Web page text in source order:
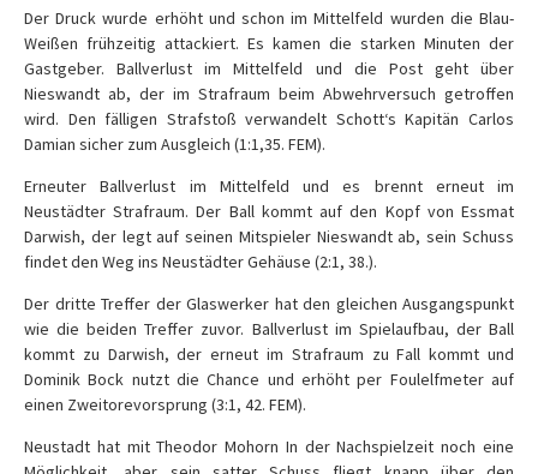
Der Druck wurde erhöht und schon im Mittelfeld wurden die Blau-
Weißen frühzeitig attackiert. Es kamen die starken Minuten der
Gastgeber. Ballverlust im Mittelfeld und die Post geht über
Nieswandt ab, der im Strafraum beim Abwehrversuch getroffen
wird. Den fälligen Strafstoß verwandelt Schott‘s Kapitän Carlos
Damian sicher zum Ausgleich (1:1,35. FEM).
Erneuter Ballverlust im Mittelfeld und es brennt erneut im
Neustädter Strafraum. Der Ball kommt auf den Kopf von Essmat
Darwish, der legt auf seinen Mitspieler Nieswandt ab, sein Schuss
findet den Weg ins Neustädter Gehäuse (2:1, 38.).
Der dritte Treffer der Glaswerker hat den gleichen Ausgangspunkt
wie die beiden Treffer zuvor. Ballverlust im Spielaufbau, der Ball
kommt zu Darwish, der erneut im Strafraum zu Fall kommt und
Dominik Bock nutzt die Chance und erhöht per Foulelfmeter auf
einen Zweitorevorsprung (3:1, 42. FEM).
Neustadt hat mit Theodor Mohorn In der Nachspielzeit noch eine